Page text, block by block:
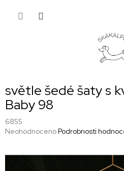
světle šedé šaty s
Baby 98
6855
Průměrné
NeohodnocenoPodrobnosti